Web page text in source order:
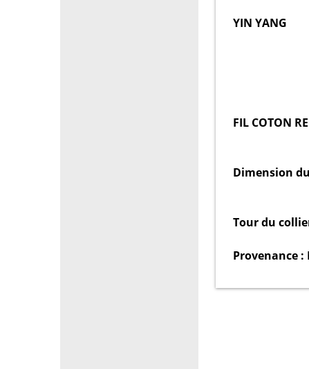
YIN YANG
FIL COTON
Dimension
Tour du
Provenance :